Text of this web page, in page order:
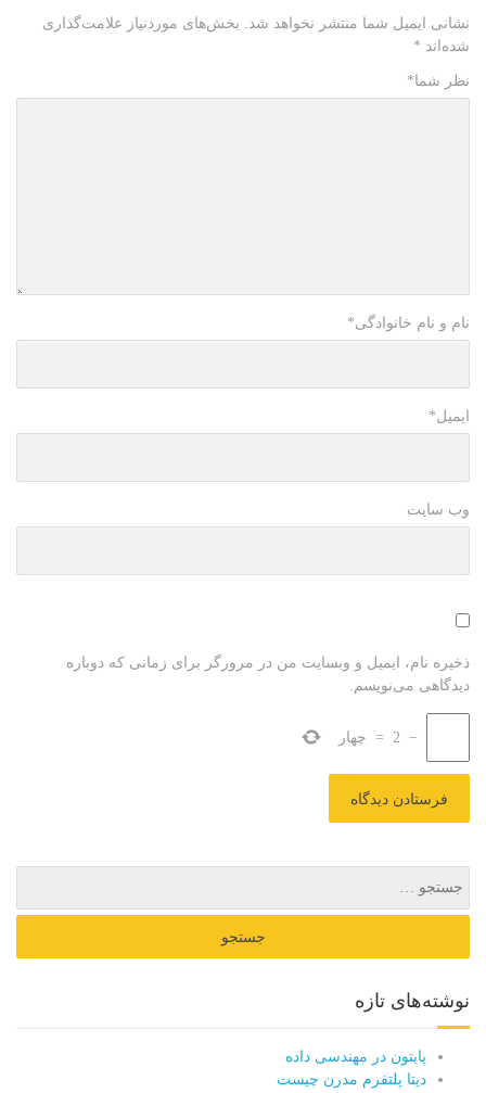
نشانی ایمیل شما منتشر نخواهد شد. بخش‌های موردنیاز علامت‌گذاری
شده‌اند *
نظر شما*
نام و نام خانوادگی*
ایمیل*
وب سایت
ذخیره نام، ایمیل و وبسایت من در مرورگر برای زمانی که دوباره
دیدگاهی می‌نویسم.
−
2
= چهار
نوشته‌های تازه
پایتون در مهندسی داده
دیتا پلتفرم مدرن چیست